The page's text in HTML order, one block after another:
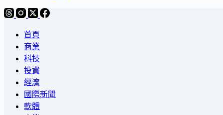
首頁
商業
科技
投資
經濟
國際新聞
軟體